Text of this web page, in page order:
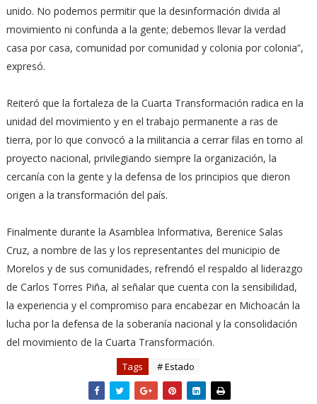
unido. No podemos permitir que la desinformación divida al
movimiento ni confunda a la gente; debemos llevar la verdad
casa por casa, comunidad por comunidad y colonia por colonia”,
expresó.
Reiteró que la fortaleza de la Cuarta Transformación radica en la
unidad del movimiento y en el trabajo permanente a ras de
tierra, por lo que convocó a la militancia a cerrar filas en torno al
proyecto nacional, privilegiando siempre la organización, la
cercanía con la gente y la defensa de los principios que dieron
origen a la transformación del país.
Finalmente durante la Asamblea Informativa, Berenice Salas
Cruz, a nombre de las y los representantes del municipio de
Morelos y de sus comunidades, refrendó el respaldo al liderazgo
de Carlos Torres Piña, al señalar que cuenta con la sensibilidad,
la experiencia y el compromiso para encabezar en Michoacán la
lucha por la defensa de la soberanía nacional y la consolidación
del movimiento de la Cuarta Transformación.
Tags # Estado